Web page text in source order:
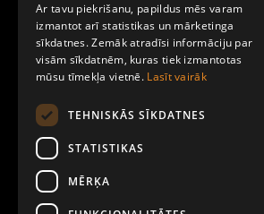
Noteikumi un līgumi
Kontakti
Ar tavu piekrišanu, papildus mēs varam
izmantot arī statistikas un mārketinga
sīkdatnes. Zemāk atradīsi informāciju par
visām sīkdatnēm, kuras tiek izmantotas
mūsu tīmekļa vietnē. Lasīt vairāk
TEHNISKĀS SĪKDATNES
STATISTIKAS
MĒRĶA